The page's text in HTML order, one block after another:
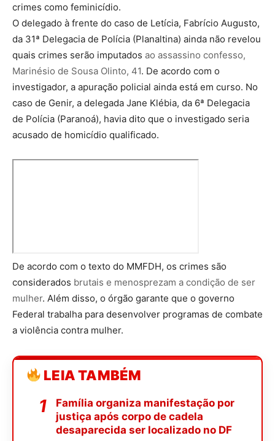
crimes como feminicídio.
O delegado à frente do caso de Letícia, Fabrício Augusto,
da 31ª Delegacia de Polícia (Planaltina) ainda não revelou
quais crimes serão imputados ao assassino confesso,
Marinésio de Sousa Olinto, 41. De acordo com o
investigador, a apuração policial ainda está em curso. No
caso de Genir, a delegada Jane Klébia, da 6ª Delegacia
de Polícia (Paranoá), havia dito que o investigado seria
acusado de homicídio qualificado.
De acordo com o texto do MMFDH, os crimes são
considerados brutais e menosprezam a condição de ser
mulher. Além disso, o órgão garante que o governo
Federal trabalha para desenvolver programas de combate
a violência contra mulher.
LEIA TAMBÉM
Família organiza manifestação por
justiça após corpo de cadela
desaparecida ser localizado no DF